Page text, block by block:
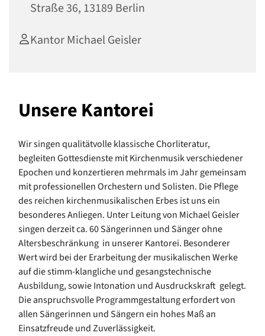
Straße 36, 13189 Berlin
Kantor Michael Geisler
Unsere Kantorei
Wir singen qualitätvolle klassische Chorliteratur,
begleiten Gottesdienste mit Kirchenmusik verschiedener
Epochen und konzertieren mehrmals im Jahr gemeinsam
mit professionellen Orchestern und Solisten. Die Pflege
des reichen kirchenmusikalischen Erbes ist uns ein
besonderes Anliegen. Unter Leitung von Michael Geisler
singen derzeit ca. 60 Sängerinnen und Sänger ohne
Altersbeschränkung in unserer Kantorei. Besonderer
Wert wird bei der Erarbeitung der musikalischen Werke
auf die stimm-klangliche und gesangstechnische
Ausbildung, sowie Intonation und Ausdruckskraft gelegt.
Die anspruchsvolle Programmgestaltung erfordert von
allen Sängerinnen und Sängern ein hohes Maß an
Einsatzfreude und Zuverlässigkeit.